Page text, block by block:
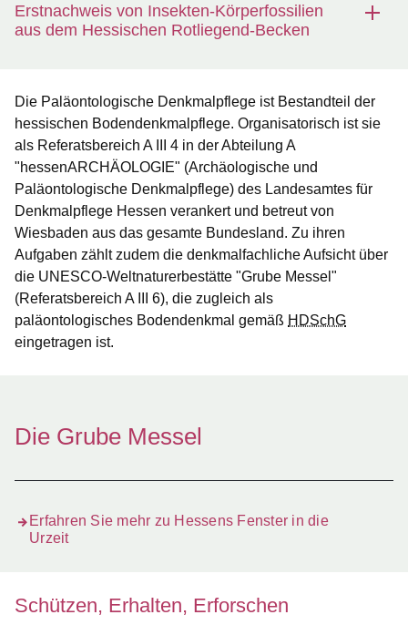
Erstnachweis von Insekten-Körperfossilien
aus dem Hessischen Rotliegend-Becken
Die Paläontologische Denkmalpflege ist Bestandteil der
hessischen Bodendenkmalpflege. Organisatorisch ist sie
als Referatsbereich A III 4 in der Abteilung A
"hessenARCHÄOLOGIE" (Archäologische und
Paläontologische Denkmalpflege) des Landesamtes für
Denkmalpflege Hessen verankert und betreut von
Wiesbaden aus das gesamte Bundesland. Zu ihren
Aufgaben zählt zudem die denkmalfachliche Aufsicht über
die UNESCO-Weltnaturerbestätte "Grube Messel"
(Referatsbereich A III 6), die zugleich als
paläontologisches Bodendenkmal gemäß HDSchG
eingetragen ist.
Die Grube Messel
Erfahren Sie mehr zu Hessens Fenster in die
Urzeit
Schützen, Erhalten, Erforschen